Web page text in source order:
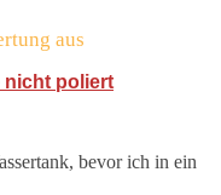
aus
nicht poliert
bevor ich in ein